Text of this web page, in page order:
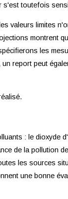
s'est toutefois
valeurs limites
montrent
les
report peut
: le dioxyde
de la pollution
les sources
une bonne